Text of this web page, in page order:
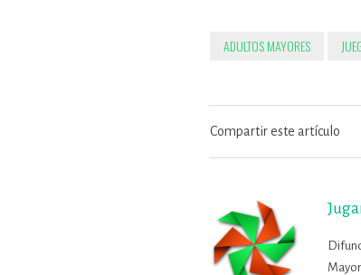
ADULTOS MAYORES
Compartir este artículo